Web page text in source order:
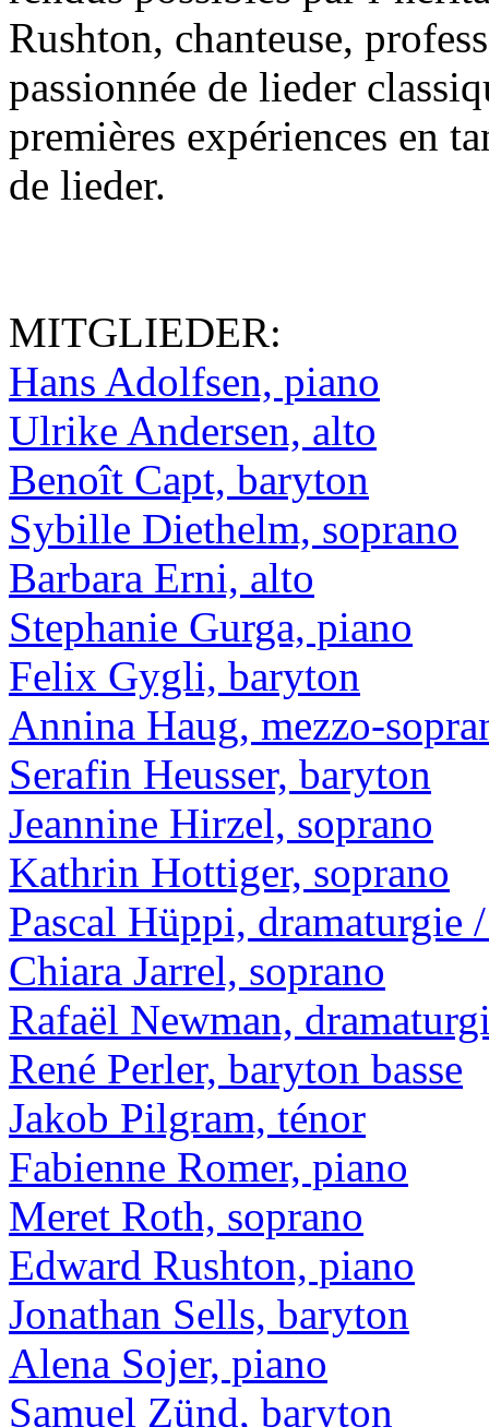
Rushton, chanteuse,
passionnée de lieder
premières expériences en
de lieder.
MITGLIEDER:
Hans Adolfsen, piano
Ulrike Andersen, alto
Benoît Capt, baryton
Sybille Diethelm, soprano
Barbara Erni, alto
Stephanie Gurga, piano
Felix Gygli, baryton
Annina Haug, mezzo-
Serafin Heusser, baryton
Jeannine Hirzel, soprano
Kathrin Hottiger, soprano
Pascal Hüppi, dramaturgie
Chiara Jarrel, soprano
Rafaël Newman,
René Perler, baryton basse
Jakob Pilgram, ténor
Fabienne Romer, piano
Meret Roth, soprano
Edward Rushton, piano
Jonathan Sells, baryton
Alena Sojer, piano
Samuel Zünd, baryton